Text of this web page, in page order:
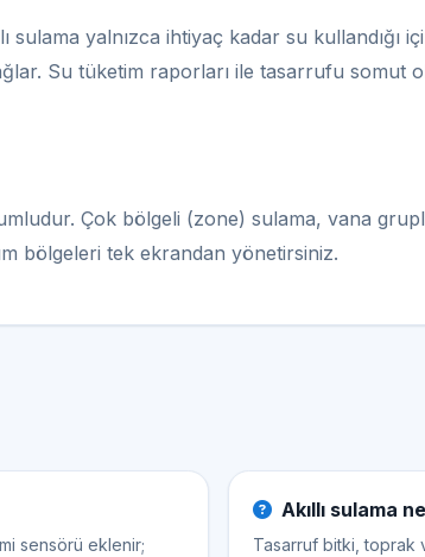
yalnızca ihtiyaç kadar su kullandığı
Su tüketim raporları ile tasarrufu somut
Çok bölgeli (zone) sulama, vana
bölgeleri tek ekrandan yönetirsiniz.
sensörü eklenir;
Akıllı sulama
Tasarruf bitki, toprak